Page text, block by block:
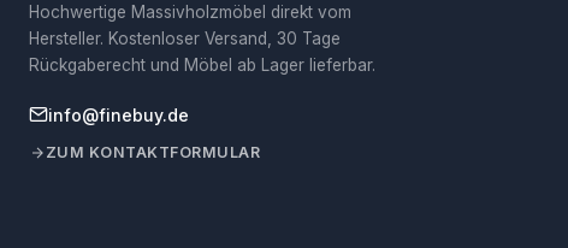
Hochwertige Massivholzmöbel direkt vom
Hersteller. Kostenloser Versand, 30 Tage
Rückgaberecht und Möbel ab Lager lieferbar.
info@finebuy.de
ZUM KONTAKTFORMULAR